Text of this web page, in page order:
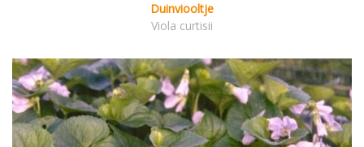
Duinviooltje
Viola curtisii